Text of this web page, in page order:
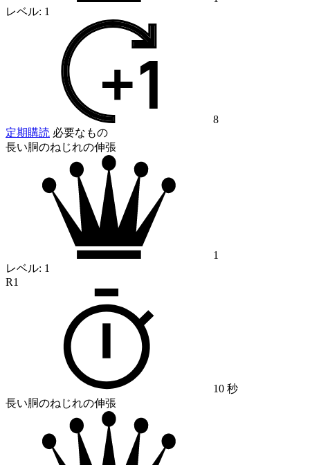
レベル: 1
8
定期購読 必要なもの
長い胴のねじれの伸張
1
レベル: 1
R1
10 秒
長い胴のねじれの伸張